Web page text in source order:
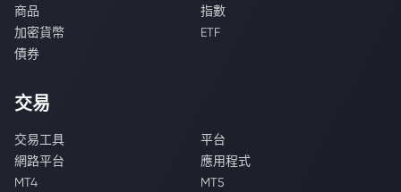
商品
指數
加密貨幣
ETF
債券
交易
交易工具
平台
網路平台
應用程式
MT4
MT5